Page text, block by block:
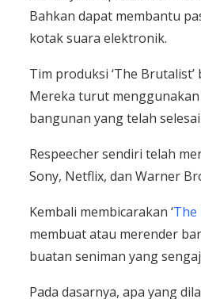
Bahkan dapat membantu
kotak suara elektronik.
Tim produksi ‘The
Mereka turut
bangunan yang telah
Respeecher sendiri telah
Sony, Netflix, dan Warner
Kembali membicarakan ‘
membuat atau merender
buatan seniman yang
Pada dasarnya, apa yang